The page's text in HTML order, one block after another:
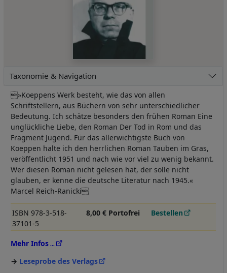
Taxonomie & Navigation
»Koeppens Werk besteht, wie das von allen
Schriftstellern, aus Büchern von sehr unterschiedlicher
Bedeutung. Ich schätze besonders den frühen Roman Eine
unglückliche Liebe, den Roman Der Tod in Rom und das
Fragment Jugend. Für das allerwichtigste Buch von
Koeppen halte ich den herrlichen Roman Tauben im Gras,
veröffentlicht 1951 und nach wie vor viel zu wenig bekannt.
Wer diesen Roman nicht gelesen hat, der solle nicht
glauben, er kenne die deutsche Literatur nach 1945.«
Marcel Reich-Ranicki
ISBN 978-3-518-
37101-5
8,00 € Portofrei Bestellen
Mehr Infos
Leseprobe des Verlags